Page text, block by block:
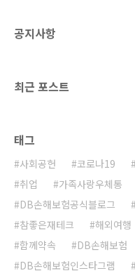
공지사항
최근 포스트
태그
사회공헌 코로나19
취업
가족사랑우체통
DB손해보험공식블로그
참좋은재테크
해외여행
함께약속
DB손해보험
DB손해보험인스타그램